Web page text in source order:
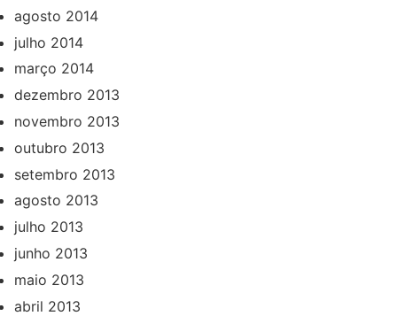
agosto 2014
julho 2014
março 2014
dezembro 2013
novembro 2013
outubro 2013
setembro 2013
agosto 2013
julho 2013
junho 2013
maio 2013
abril 2013